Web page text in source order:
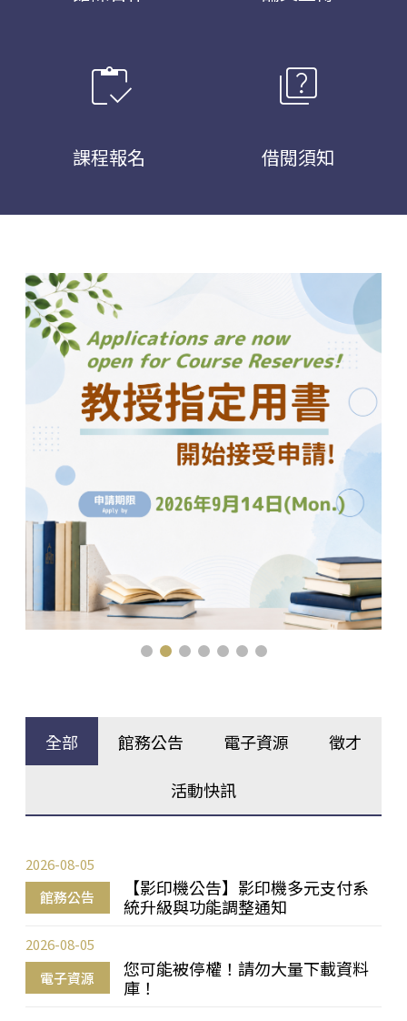
inventory
課程報名
quiz
借閱須知
全部 館務公告 電子資源 徵才
活動快訊
館務公告
【影印機公告】影印機多元支付系
統升級與功能調整通知
2026-08-05
電子資源
您可能被停權！請勿大量下載資料
庫！
2026-08-05